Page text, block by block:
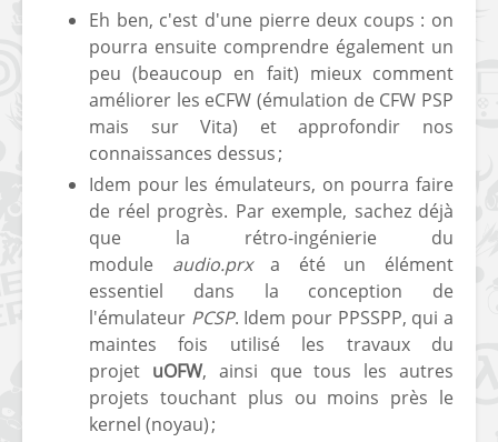
Eh ben, c'est d'une pierre deux coups : on
pourra ensuite comprendre également un
peu (beaucoup en fait) mieux comment
améliorer les eCFW (émulation de CFW PSP
mais sur Vita) et approfondir nos
connaissances dessus ;
Idem pour les émulateurs, on pourra faire
de réel progrès. Par exemple, sachez déjà
que la rétro-ingénierie du
module audio.prxa été un élément
essentiel dans la conception de
l'émulateur PCSP. Idem pour PPSSPP, qui a
maintes fois utilisé les travaux du
projet uOFW, ainsi que tous les autres
projets touchant plus ou moins près le
kernel (noyau) ;